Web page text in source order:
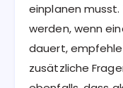
einplanen
werden, wenn
dauert,
zusätzliche